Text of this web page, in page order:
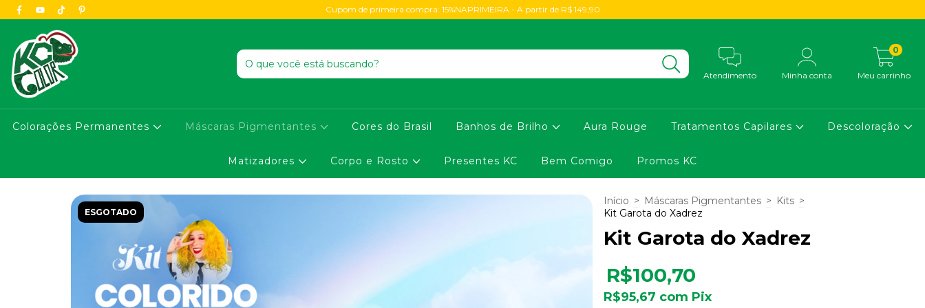
Cupom de primeira compra: 15%NAPRIMEIRA - A partir de R$ 149,90
Atendimento Minha conta Meu carrinho
0
Colorações Permanentes Máscaras Pigmentantes Cores do Brasil Banhos de Brilho Aura Rouge Tratamentos Capilares Descoloração
Matizadores Corpo e Rosto Presentes KC Bem Comigo Promos KC
ESGOTADO
Início > Máscaras Pigmentantes > Kits >
Kit Garota do Xadrez
Kit Garota do Xadrez
R$100,70
R$95,67 com Pix